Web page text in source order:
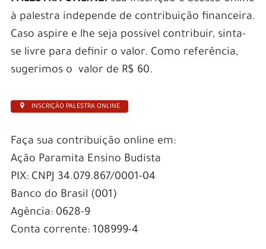
à palestra independe de contribuição financeira.
Caso aspire e lhe seja possível contribuir, sinta-
se livre para definir o valor. Como referência,
sugerimos o valor de R$ 60.
INSCRIÇÃO PALESTRA ONLINE
Faça sua contribuição online em:
Ação Paramita Ensino Budista
PIX: CNPJ 34.079.867/0001-04
Banco do Brasil (001)
Agência: 0628-9
Conta corrente: 108999-4